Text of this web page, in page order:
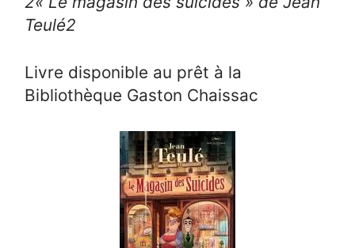
Teulé2
Livre disponible au prêt à la
Bibliothèque Gaston Chaissac